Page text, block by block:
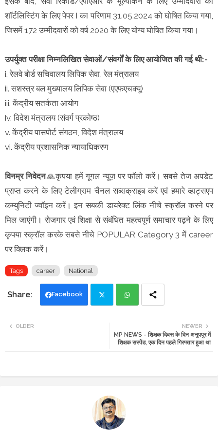
शॉर्टलिस्टिंग के लिए पेपर I का परिणाम 31.05.2024 को घोषित किया गया,
जिसमें 172 उम्मीदवारों को वर्ष 2020 के लिए योग्य घोषित किया गया।
उपर्युक्त परीक्षा निम्नलिखित सेवाओं/संवर्गों के लिए आयोजित की गई थी:-
i. रेलवे बोर्ड सचिवालय लिपिक सेवा, रेल मंत्रालय
ii. सशस्त्र बल मुख्यालय लिपिक सेवा (एएफएचक्यू)
iii. केंद्रीय सतर्कता आयोग
iv. विदेश मंत्रालय (संवर्ग प्रकोष्ठ)
v. केंद्रीय पासपोर्ट संगठन, विदेश मंत्रालय
vi. केंद्रीय प्रशासनिक न्यायाधिकरण
विनम्र निवेदन🙏कृपया हमें गूगल न्यूज़ पर फॉलो करें। सबसे तेज अपडेट
प्राप्त करने के लिए टेलीग्राम चैनल सब्सक्राइब करें एवं हमारे व्हाट्सएप
कम्युनिटी ज्वॉइन करें। इन सबकी डायरेक्ट लिंक नीचे स्क्रॉल करने पर
मिल जाएंगी। रोजगार एवं शिक्षा से संबंधित महत्वपूर्ण समाचार पढ़ने के लिए
कृपया स्क्रॉल करके सबसे नीचे POPULAR Category 3 में career
पर क्लिक करें।
Tags career National
Facebook
ats
NEWER
MP NEWS - शिक्षक दिवस के दिन अनूपपुर में
शिक्षक सस्पेंड, एक दिन पहले गिरफ्तार हुआ था
OLDER